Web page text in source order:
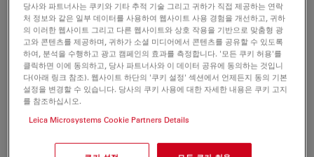
지를 제공하고시차(parallax)가 없는 이미지를 보장합니다.
Leica DFC 카메라와 Leica Applications Suite 를 함께 사
용하면 Leica Z6 APO 시스템은 디지털 이미징을 위한 이상
적인 시스템이 됩니다.
모듈형 디자인
능하게 합니다. 디지털 카메라를 직접 연결하면
당사와 파트너사는 쿠키와 기타 추적 기술 그리고 귀하가 직접 제공하는 연락
처 정보와 같은 일부 데이터를 사용하여 웹사이트 사용 경험을 개선하고, 귀하
의 이러한 웹사이트 그리고 다른 웹사이트와 상호 작용을 기반으로 맞춤형 광
고와 콘텐츠를 제공하며, 귀하가 소셜 미디어에서 콘텐츠를 공유할 수 있도록
하여, 분석을 수행하고 광고 캠페인의 효과를 측정합니다. '모든 쿠키 허용'를
클릭하면 이에 동의하고, 당사 파트너사와 이 데이터 공유에 동의하는 것입니
다(아래 링크 참조). 웹사이트 하단의 '쿠키 설정' 섹션에서 언제든지 동의 기본
설정을 변경할 수 있습니다. 당사의 쿠키 사용에 대한 자세한 내용은 쿠키 고지
를 참조하십시오.
Leica Microsystems Cookie Partners Details